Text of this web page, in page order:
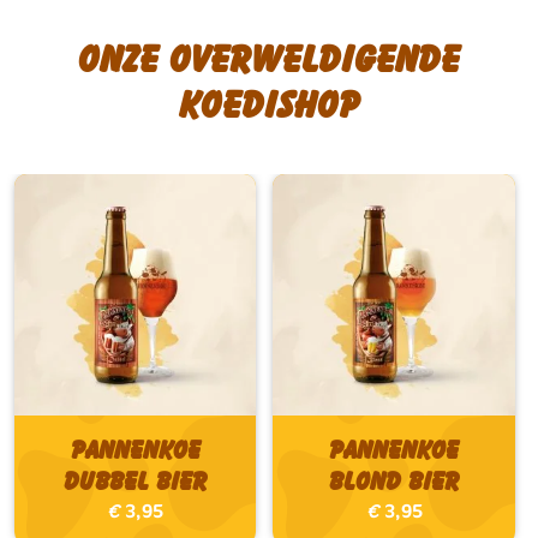
Onze overweldigende
koedishop
Pannenkoe
Dubbel bier
€3,95
Pannenkoe
Blond bier
€3,95